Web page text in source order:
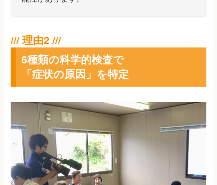
6種類の科学的検査で
「症状の原因」を特定